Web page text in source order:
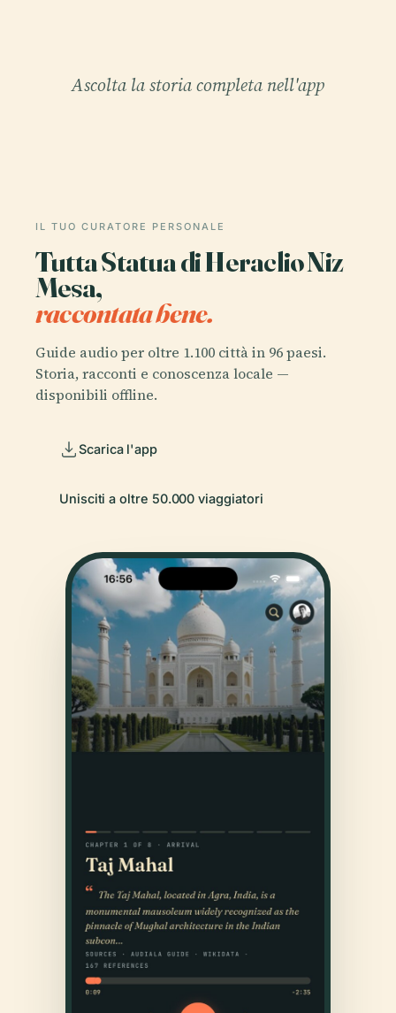
Ascolta la storia completa nell'app
IL TUO CURATORE PERSONALE
Tutta Statua di Heraclio Niz
Mesa,
raccontata bene.
Guide audio per oltre 1.100 città in 96 paesi.
Storia, racconti e conoscenza locale —
disponibili offline.
Scarica l'app
Unisciti a oltre 50.000 viaggiatori